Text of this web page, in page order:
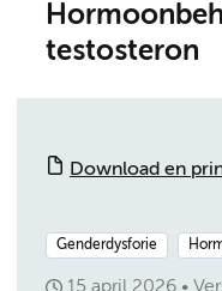
testosteron
Download en
Genderdysforie